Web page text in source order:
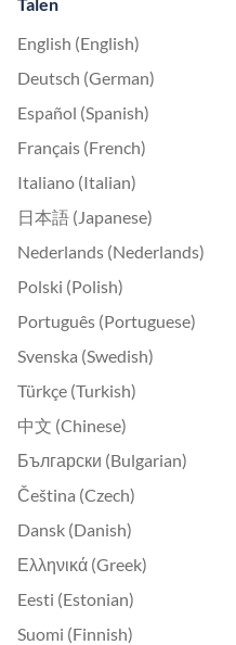
English (English)
Deutsch (German)
Español (Spanish)
Français (French)
Italiano (Italian)
日本語 (Japanese)
Nederlands (Nederlands)
Polski (Polish)
Português (Portuguese)
Svenska (Swedish)
Türkçe (Turkish)
中文 (Chinese)
Български (Bulgarian)
Čeština (Czech)
Dansk (Danish)
Ελληνικά (Greek)
Eesti (Estonian)
Suomi (Finnish)